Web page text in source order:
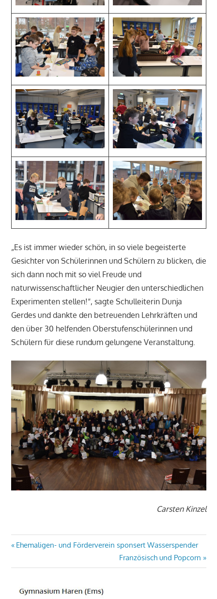
„Es ist immer wieder schön, in so viele begeisterte
Gesichter von Schülerinnen und Schülern zu blicken, die
sich dann noch mit so viel Freude und
naturwissenschaftlicher Neugier den unterschiedlichen
Experimenten stellen!“, sagte Schulleiterin Dunja
Gerdes und dankte den betreuenden Lehrkräften und
den über 30 helfenden Oberstufenschülerinnen und
Schülern für diese rundum gelungene Veranstaltung.
Carsten Kinzel
Beitragsnavigation
Vorheriger
Ehemaligen- und Förderverein sponsert Wasserspender
Nächster
Beitrag:
Französisch und Popcorn